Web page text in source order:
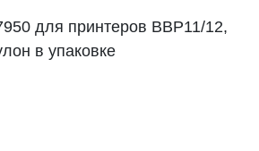
для принтеров BBP11/12,
в упаковке